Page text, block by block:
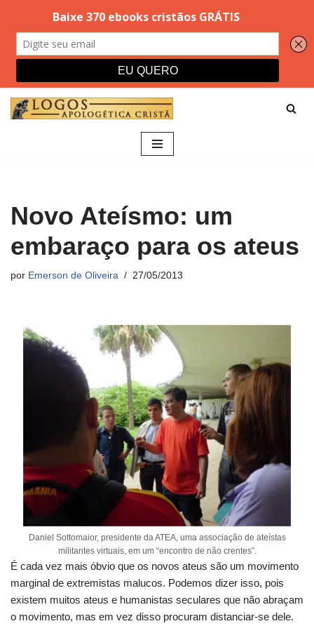
Novo Ateísmo: um
embaraço para os ateus
por Emerson de Oliveira 27/05/2013
Daniel Sottomaior, presidente da ATEA, uma associação de ateístas
militantes virtuais, em um “encontro de não crentes”.
É cada vez mais óbvio que os novos ateus são um movimento
marginal de extremistas malucos. Podemos dizer isso, pois
existem muitos ateus e humanistas seculares que não abraçam
o movimento, mas em vez disso procuram distanciar-se dele.